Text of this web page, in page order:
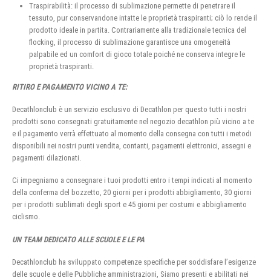
Traspirabilità: il processo di sublimazione permette di penetrare il
tessuto, pur conservandone intatte le proprietà traspiranti; ciò lo rende il
prodotto ideale in partita. Contrariamente alla tradizionale tecnica del
flocking, il processo di sublimazione garantisce una omogeneità
palpabile ed un comfort di gioco totale poiché ne conserva integre le
proprietà traspiranti.
RITIRO E PAGAMENTO VICINO A TE:
Decathlonclub è un servizio esclusivo di Decathlon per questo tutti i nostri
prodotti sono consegnati gratuitamente nel negozio decathlon più vicino a te
e il pagamento verrà effettuato al momento della consegna con tutti i metodi
disponibili nei nostri punti vendita, contanti, pagamenti elettronici, assegni e
pagamenti dilazionati.
Ci impegniamo a consegnare i tuoi prodotti entro i tempi indicati al momento
della conferma del bozzetto, 20 giorni per i prodotti abbigliamento, 30 giorni
per i prodotti sublimati degli sport e 45 giorni per costumi e abbigliamento
ciclismo.
UN TEAM DEDICATO ALLE SCUOLE E LE PA
Decathlonclub ha sviluppato competenze specifiche per soddisfare l’esigenze
delle scuole e delle Pubbliche amministrazioni, Siamo presenti e abilitati nei